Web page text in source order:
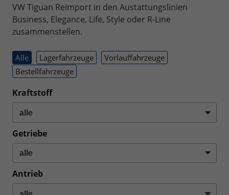
VW Tiguan Reimport in den Austattungslinien
Business, Elegance, Life, Style oder R-Line
zusammenstellen.
Alle Lagerfahrzeuge
Vorlauffahrzeuge
Bestellfahrzeuge
Kraftstoff
Getriebe
Antrieb